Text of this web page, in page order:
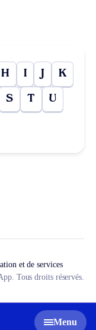
Menu
H I J K
S T U
et de services
Tous droits réservés.